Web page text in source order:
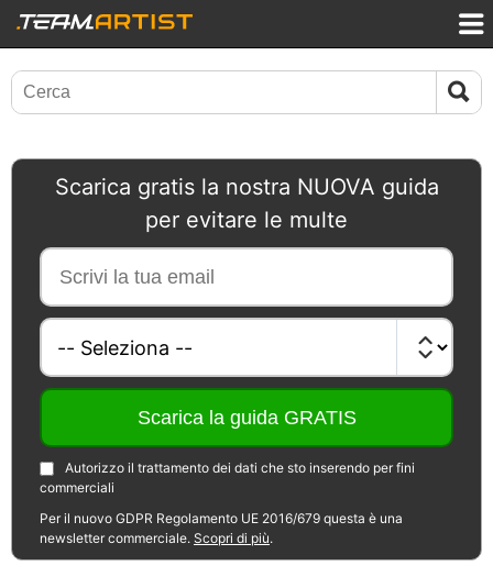
Scarica gratis la nostra NUOVA guida
per evitare le multe
Autorizzo il trattamento dei dati che sto inserendo per fini
commerciali
Per il nuovo GDPR Regolamento UE 2016/679 questa è una
newsletter commerciale. Scopri di più.